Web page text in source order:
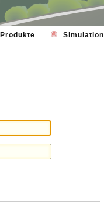
Produkte Simulation